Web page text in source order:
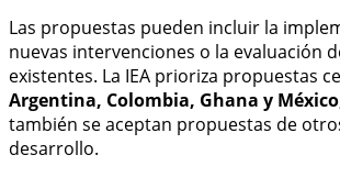
Las propuestas pueden incluir la
nuevas intervenciones o la evaluación
existentes. La IEA prioriza propuestas
Argentina, Colombia, Ghana y México
también se aceptan propuestas de
desarrollo.